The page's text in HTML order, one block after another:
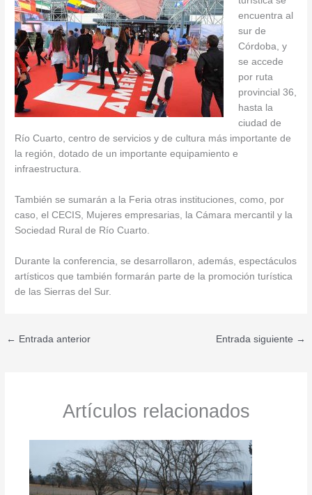
encuentra al
sur de
Córdoba, y
se accede
por ruta
provincial 36,
hasta la
ciudad de
Río Cuarto, centro de servicios y de cultura más importante de
la región, dotado de un importante equipamiento e
infraestructura.
También se sumarán a la Feria otras instituciones, como, por
caso, el CECIS, Mujeres empresarias, la Cámara mercantil y la
Sociedad Rural de Río Cuarto.
Durante la conferencia, se desarrollaron, además, espectáculos
artísticos que también formarán parte de la promoción turística
de las Sierras del Sur.
← Entrada anterior Entrada siguiente →
Artículos relacionados